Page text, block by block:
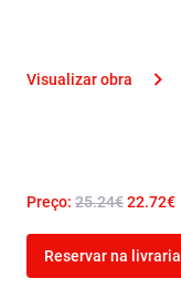
Visualizar obra
Preço: 25.24€22.72€
Reservar na livraria